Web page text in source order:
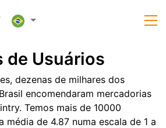
de Usuários
dezenas de milhares dos
encomendaram mercadorias
Temos mais de 10000
média de 4.87 numa escala de 1 a